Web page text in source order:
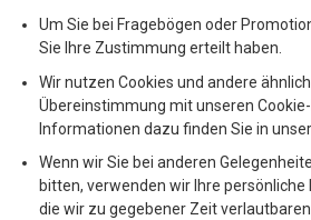
Um Sie bei Fragebögen oder
Sie Ihre Zustimmung erteilt haben.
Wir nutzen Cookies und andere
Übereinstimmung mit unseren
Informationen dazu finden Sie in
Wenn wir Sie bei anderen
bitten, verwenden wir Ihre
die wir zu gegebener Zeit